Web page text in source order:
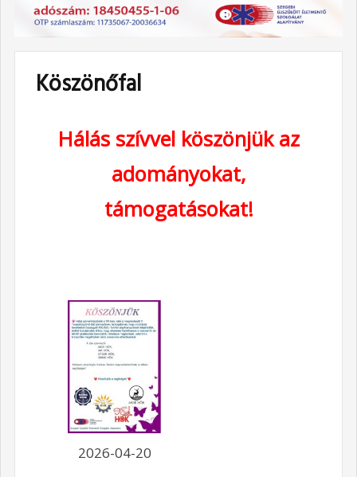
Köszönőfal
Hálás szívvel köszönjük az
adományokat,
támogatásokat!
2026-04-20